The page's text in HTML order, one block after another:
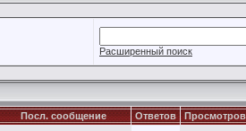
Расширенный поиск
Посл. сообщение Ответов Просмотров